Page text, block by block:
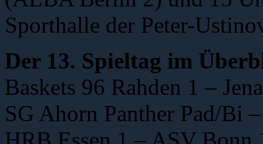
Sporthalle der Peter-
Der 13. Spieltag im
Baskets 96 Rahden 1 –
SG Ahorn Panther Pad/Bi